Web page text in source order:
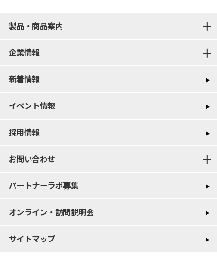
製品・商品案内
企業情報
新着情報
イベント情報
採用情報
お問い合わせ
パートナーラボ募集
オンライン・訪問説明会
サイトマップ